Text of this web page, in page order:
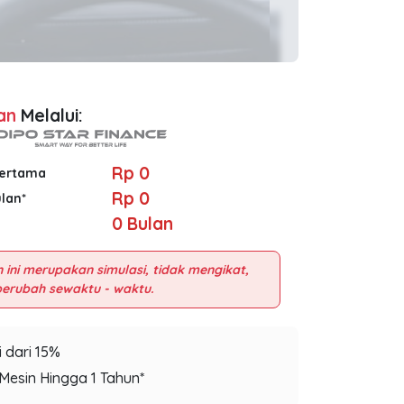
Melalui:
Rp 0
Rp 0
0Bulan
ini merupakan simulasi, tidak mengikat,
dari 15%
Hingga 1 Tahun*